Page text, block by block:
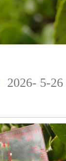
2026- 5-